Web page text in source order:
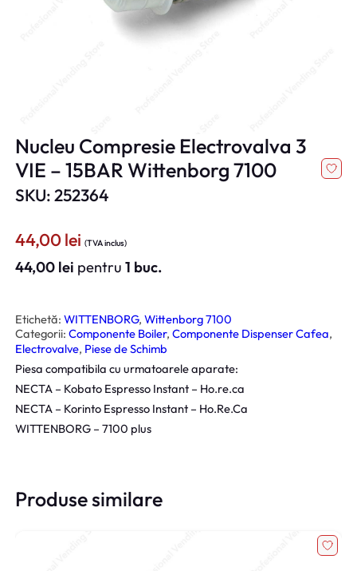
Nucleu Compresie Electrovalva 3
VIE – 15BAR Wittenborg 7100
SKU: 252364
44,00lei (TVA inclus)
44,00 lei pentru1 buc.
Etichetă:WITTENBORG, Wittenborg 7100
Categorii:Componente Boiler, Componente Dispenser Cafea
Electrovalve, Piese de Schimb
Piesa compatibila cu urmatoarele aparate:
NECTA – Kobato Espresso Instant – Ho.re.ca
NECTA – Korinto Espresso Instant – Ho.Re.Ca
WITTENBORG – 7100 plus
Produse similare